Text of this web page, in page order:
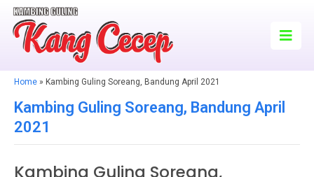
Home » Kambing Guling Soreang, Bandung April 2021
Kambing Guling Soreang, Bandung April
2021
Kambing Guling Soreang,